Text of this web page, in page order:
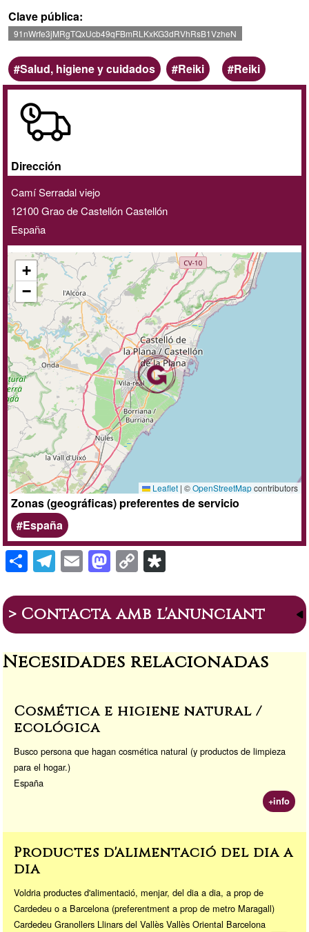
Clave pública
91nWrfe3jMRgTQxUcb49qFBmRLKxKG3dRVhRsB1VzheN
Ámbito
Salud, higiene y cuidados Categoria
Reiki
Palabras
clave
Reiki
domicilio
online
Dirección
Camí Serradal viejo
12100Grao de CastellónCastellón
España
+
−
Leaflet | ©OpenStreetMapcontributors
Zonas (geográficas) preferentes de servicio
España
S
h
ar
e
T
el
e
gr
a
m
E
m
ail
M
a
st
o
d
o
C
o
p
y
Li
n
s
p
or
a
> Contacta amb l'anunciant
Necesidades relacionadas
Cosmética e higiene natural /
ecológica
Busco persona que hagan cosmética natural (y productos de limpieza
para el hogar.)
España
+info
Productes d'alimentació del dia a
dia
Voldria productes d'alimentació, menjar, del dia a dia, a prop de
Cardedeu o a Barcelona (preferentment a prop de metro Maragall)
Cardedeu Granollers Llinars del Vallès Vallès Oriental Barcelona